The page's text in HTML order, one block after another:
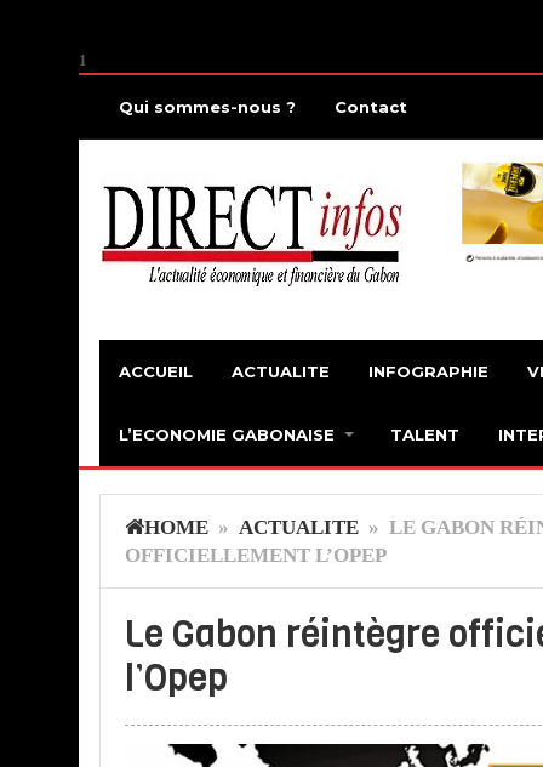
1
Qui sommes-nous ? Contact
ACCUEIL ACTUALITE INFOGRAPHIE
L’ECONOMIE GABONAISE TALENT
HOME » ACTUALITE » LE GABON
OFFICIELLEMENT L’OPEP
Le Gabon réintègre
l’Opep